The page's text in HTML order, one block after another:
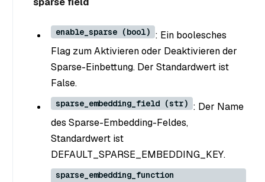
enable_sparse (bool) : Ein boolesches
Flag zum Aktivieren oder Deaktivieren der
Sparse-Einbettung. Der Standardwert ist
False.
sparse_embedding_field (str) : Der Name
des Sparse-Embedding-Feldes,
Standardwert ist
DEFAULT_SPARSE_EMBEDDING_KEY.
sparse_embedding_function